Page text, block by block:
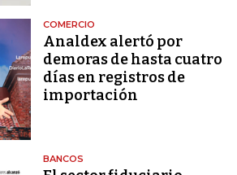
COMERCIO
Analdex alertó por
demoras de hasta cuatro
días en registros de
importación
BANCOS